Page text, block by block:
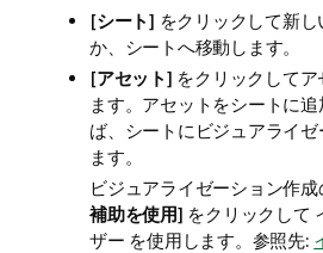
[シート] をクリックして新
か、シートへ移動します。
[アセット] をクリックしてア
ます。アセットをシートに追
ば、シートにビジュアライ
ます。
ビジュアライゼーション作
補助を使用] をクリックして
ザー を使用します。参照先: